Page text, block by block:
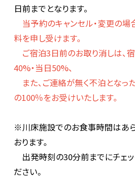
日前までとなります。
当予約のキャンセル・変更の場
料を申し受けます。
ご宿泊3日前のお取り消しは、
40%・当日50%、
また、ご連絡が無く不泊となっ
の100％をお受けいたします。
※川床施設でのお食事時間はあ
おります。
出発時刻の30分前までにチェッ
ださい。